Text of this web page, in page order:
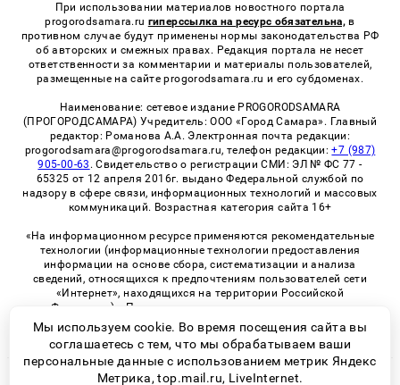
При использовании материалов новостного портала
progorodsamara.ru гиперссылка на ресурс обязательна, в
противном случае будут применены нормы законодательства РФ
об авторских и смежных правах. Редакция портала не несет
ответственности за комментарии и материалы пользователей,
размещенные на сайте progorodsamara.ru и его субдоменах.
Наименование: сетевое издание PROGORODSAMARA
(ПРОГОРОДСАМАРА) Учредитель: ООО «Город Самара». Главный
редактор: Романова А.А. Электронная почта редакции:
progorodsamara@progorodsamara.ru, телефон редакции:+7 (987)
905-00-63 . Свидетельство о регистрации СМИ: ЭЛ № ФС 77 -
65325 от 12 апреля 2016г. выдано Федеральной службой по
надзору в сфере связи, информационных технологий и массовых
коммуникаций. Возрастная категория сайта 16+
«На информационном ресурсе применяются рекомендательные
технологии (информационные технологии предоставления
информации на основе сбора, систематизации и анализа
сведений, относящихся к предпочтениям пользователей сети
«Интернет», находящихся на территории Российской
Федерации)». Правила применения рекомендательных
технологий в виджетах рекламно-обменной сети
«СМИ2» (PDF)
© 2026 «ProGorodSamara» | Все права защищены
Мы используем cookie. Во время посещения сайта вы
соглашаетесь с тем, что мы обрабатываем ваши
персональные данные с использованием метрик Яндекс
Метрика, top.mail.ru, LiveInternet.